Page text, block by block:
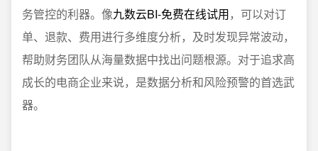
务管控的利器。像九数云BI-免费在线试用，可以对订
单、退款、费用进行多维度分析，及时发现异常波动，
帮助财务团队从海量数据中找出问题根源。对于追求高
成长的电商企业来说，是数据分析和风险预警的首选武
器。